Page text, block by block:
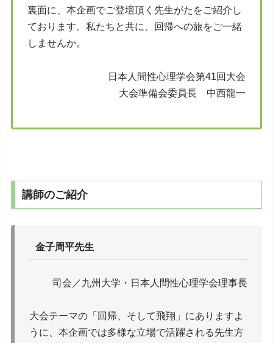
裏面に、本企画でご登壇頂く先生がたをご紹介し
ております。私たちと共に、回帰への旅をご一緒
しませんか。
日本人間性心理学会第41回大会
大会準備会委員長 中西龍一
講師のご紹介
金子周平先生
司会／九州大学・日本人間性心理学会理事長
大会テーマの「回帰、そして飛翔」にありますよ
うに、本企画では多様な立場で活躍される先生方